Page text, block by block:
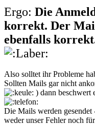
Ergo: Die
korrekt. Der
ebenfalls
Also solltet ihr Probleme
Sollten Mails gar nicht
) dann beschwert
Die Mails werden gesendet
weder unser Fehler noch